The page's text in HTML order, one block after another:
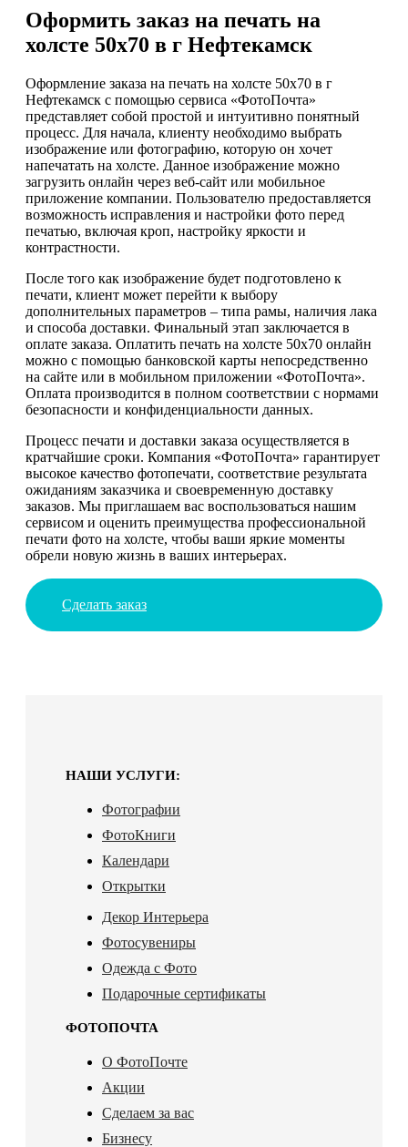
Оформить заказ на печать на
холсте 50х70 в г Нефтекамск
Оформление заказа на печать на холсте 50х70 в г
Нефтекамск с помощью сервиса «ФотоПочта»
представляет собой простой и интуитивно понятный
процесс. Для начала, клиенту необходимо выбрать
изображение или фотографию, которую он хочет
напечатать на холсте. Данное изображение можно
загрузить онлайн через веб-сайт или мобильное
приложение компании. Пользователю предоставляется
возможность исправления и настройки фото перед
печатью, включая кроп, настройку яркости и
контрастности.
После того как изображение будет подготовлено к
печати, клиент может перейти к выбору
дополнительных параметров – типа рамы, наличия лака
и способа доставки. Финальный этап заключается в
оплате заказа. Оплатить печать на холсте 50х70 онлайн
можно с помощью банковской карты непосредственно
на сайте или в мобильном приложении «ФотоПочта».
Оплата производится в полном соответствии с нормами
безопасности и конфиденциальности данных.
Процесс печати и доставки заказа осуществляется в
кратчайшие сроки. Компания «ФотоПочта» гарантирует
высокое качество фотопечати, соответствие результата
ожиданиям заказчика и своевременную доставку
заказов. Мы приглашаем вас воспользоваться нашим
сервисом и оценить преимущества профессиональной
печати фото на холсте, чтобы ваши яркие моменты
обрели новую жизнь в ваших интерьерах.
Сделать заказ
НАШИ УСЛУГИ:
Фотографии
ФотоКниги
Календари
Открытки
Декор Интерьера
Фотосувениры
Одежда с Фото
Подарочные сертификаты
ФОТОПОЧТА
О ФотоПочте
Акции
Сделаем за вас
Бизнесу